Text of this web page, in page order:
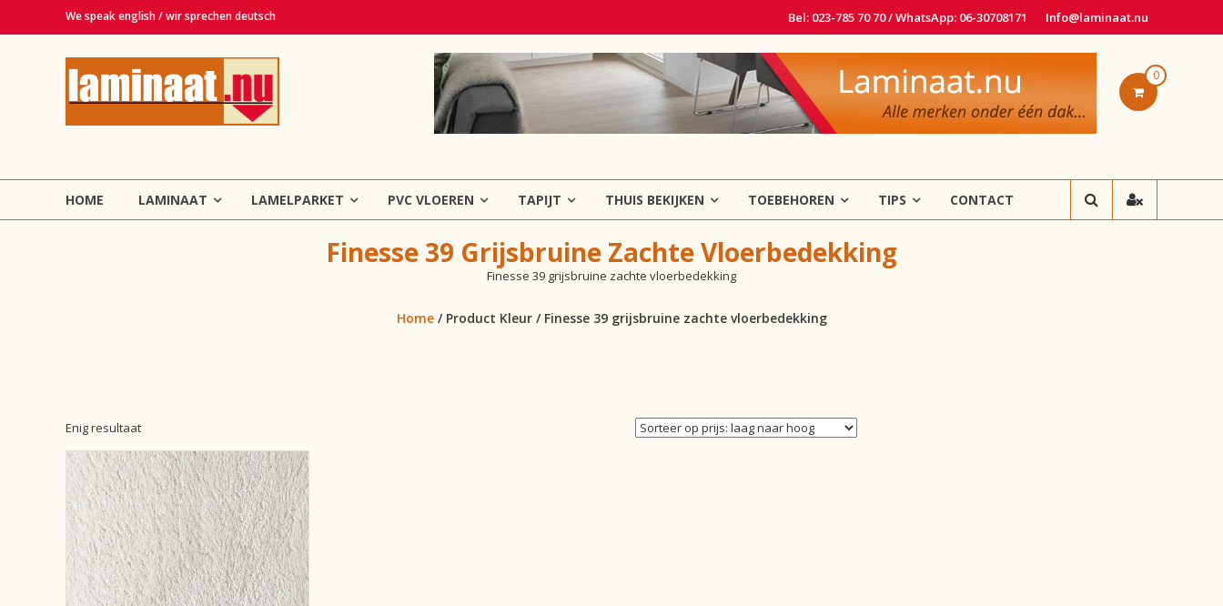
We speak english / wir sprechen deutsch Bel: 023-785 70 70 / WhatsApp: 06-30708171 Info@laminaat.nu
Laminaat.nu
Haarlem
lamelparket,
PVC
en
0
HOME LAMINAAT LAMELPARKET PVC VLOEREN TAPIJT THUIS BEKIJKEN TOEBEHOREN TIPS CONTACT
Finesse 39 Grijsbruine Zachte Vloerbedekking
Finesse 39 grijsbruine zachte vloerbedekking
Home/ Product Kleur / Finesse 39 grijsbruine zachte vloerbedekking
Enig resultaat